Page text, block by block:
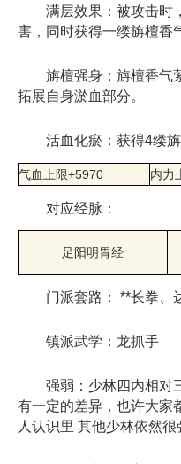
满层效果：被攻击时
害，同时获得一缕旃檀香
旃檀强身：旃檀香气
拓展自身淤血部分。
活血化瘀：获得4缕旃
气血上限+5970 内力
对应经脉：
足阳明胃经
门派套路： **长拳、
镇派武学：龙抓手
强弱：少林四内相对
有一定的差异，也许大家
人认识里 其他少林依然